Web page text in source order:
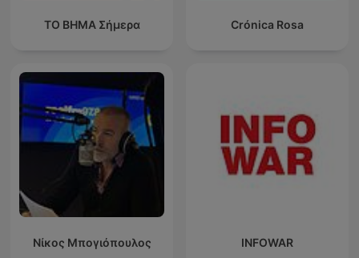
ΤΟ ΒΗΜΑ Σήμερα Crónica Rosa
Νίκος Μπογιόπουλος INFOWAR